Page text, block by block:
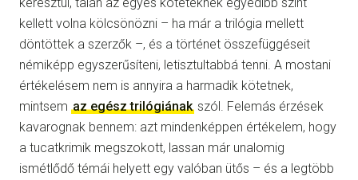
kellett volna kölcsönözni – ha már a trilógia mellett
döntöttek a szerzők –, és a történet összefüggéseit
némiképp egyszerűsíteni, letisztultabbá tenni. A mostani
értékelésem nem is annyira a harmadik kötetnek,
mintsem az egész trilógiának szól. Felemás érzések
kavarognak bennem: azt mindenképpen értékelem, hogy
a tucatkrimik megszokott, lassan már unalomig
ismétlődő témái helyett egy valóban ütős – és a legtöbb